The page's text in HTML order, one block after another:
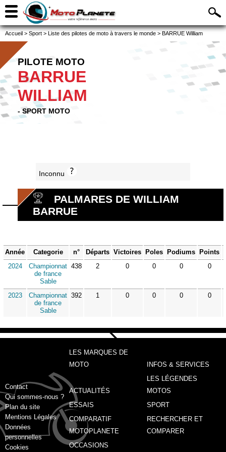
Accueil > Sport > Liste des pilotes de moto à travers le monde > BARRUE William
PILOTE MOTO
BARRUE
WILLIAM
- SPORT MOTO
Inconnu
PALMARES DE WILLIAM
BARRUE
Année Categorie n° Départs Victoires Poles Podiums Points
2024
Championnat
de france
Sable
438 2 0 0 0 0
2023
Championnat
de france
Sable
392 1 0 0 0 0
Contact
Qui sommes-nous ?
Plan du site
Mentions Légales
Données
personnelles
Cookies
LES MARQUES DE
MOTO
INFOS & SERVICES
ACTUALITÉS
LES LÉGENDES
MOTOS
ESSAIS
SPORT
COMPARATIF
MOTOPLANETE
RECHERCHER ET
COMPARER
OCCASIONS